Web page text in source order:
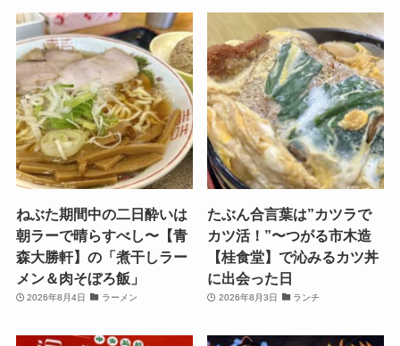
ねぶた期間中の二日酔いは
朝ラーで晴らすべし〜【青
森大勝軒】の「煮干しラー
メン＆肉そぼろ飯」
2026年8月4日 ラーメン
たぶん合言葉は”カツラで
カツ活！”〜つがる市木造
【桂食堂】で沁みるカツ丼
に出会った日
2026年8月3日 ランチ